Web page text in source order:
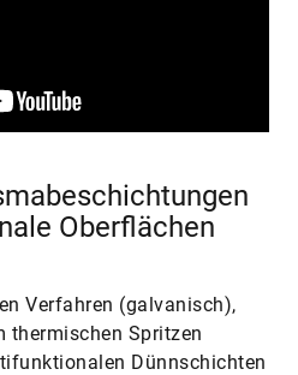
Oberflächen
Verfahren (galvanisch),
thermischen Spritzen
Dünnschichten